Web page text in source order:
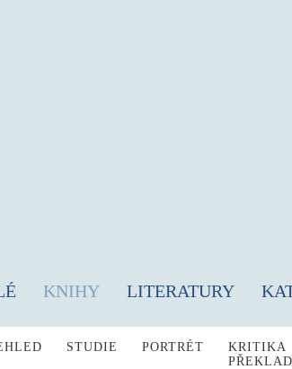
KNIHY LITERATURY
STUDIE PORTRÉT
KRITIKA